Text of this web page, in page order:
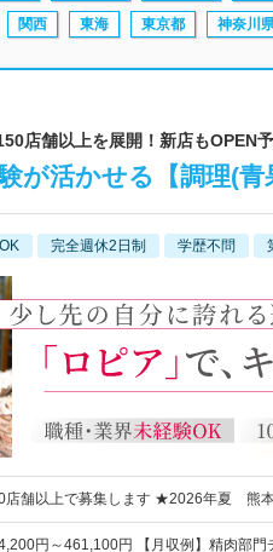
関西 東海 東京都 神奈川
店舗以上を展開！新店もOPEN
が活かせる【調理(青
完全週休2日制 学歴不問
店舗以上で募集します ★2026年夏 熊
円～461,100円 【月収例】精肉部